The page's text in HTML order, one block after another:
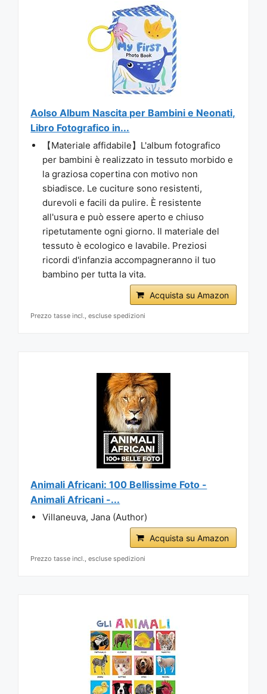
Aolso Album Nascita per Bambini e Neonati,
Libro Fotografico in...
【Materiale affidabile】L'album fotografico
per bambini è realizzato in tessuto morbido e
la graziosa copertina con motivo non
sbiadisce. Le cuciture sono resistenti,
durevoli e facili da pulire. È resistente
all'usura e può essere aperto e chiuso
ripetutamente ogni giorno. Il materiale del
tessuto è ecologico e lavabile. Preziosi
ricordi d'infanzia accompagneranno il tuo
bambino per tutta la vita.
Acquista su Amazon
Prezzo tasse incl., escluse spedizioni
Animali Africani: 100 Bellissime Foto -
Animali Africani -...
Villaneuva, Jana (Author)
Acquista su Amazon
Prezzo tasse incl., escluse spedizioni